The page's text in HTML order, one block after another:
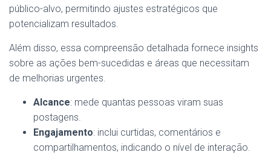
público-alvo, permitindo ajustes estratégicos que
potencializam resultados.
Além disso, essa compreensão detalhada fornece insights
sobre as ações bem-sucedidas e áreas que necessitam
de melhorias urgentes.
Alcance: mede quantas pessoas viram suas
postagens.
Engajamento: inclui curtidas, comentários e
compartilhamentos, indicando o nível de interação.